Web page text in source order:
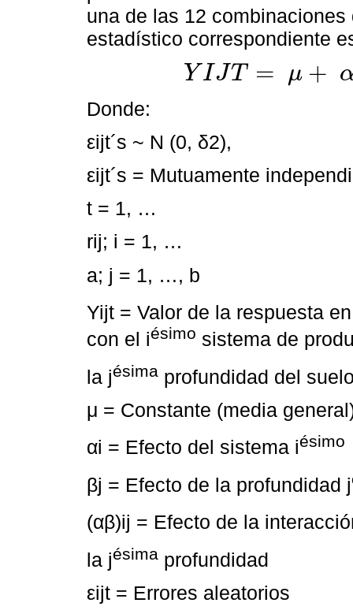
una de las 12
estadístico correspondiente
Y IJT = μ +
YIJ T= μ+ αi+ +αβ εijt
Donde:
εijt´s ~ N (0, δ2),
εijt´s = Mutuamente
t = 1, …
rij; i = 1, …
a; j = 1, …, b
Yijt = Valor de la respuesta
con el iésimo sistema de
la jésima profundidad del
μ = Constante (media
αi = Efecto del sistema iésimo
βj = Efecto de la profundidad j
(αβ)ij = Efecto de la
la jésima profundidad
εijt = Errores aleatorios